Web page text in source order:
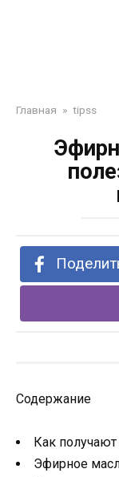
Главная » tipss
Содержание
Как
Эфирное